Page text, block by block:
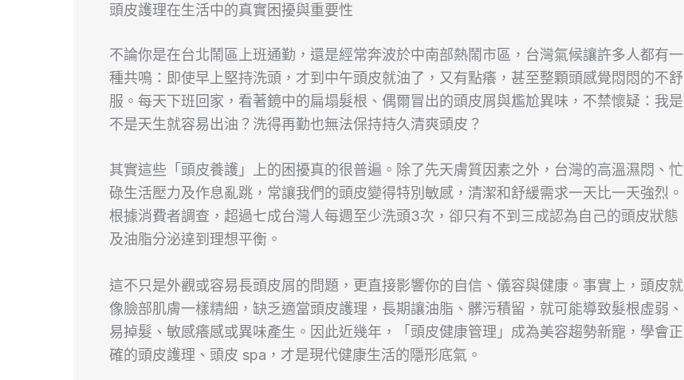
頭皮護理在生活中的真實困擾與重要性
不論你是在台北鬧區上班通勤，還是經常奔波於中南部熱鬧市區，台灣氣候讓許多人都有一
種共鳴：即使早上堅持洗頭，才到中午頭皮就油了，又有點癢，甚至整顆頭感覺悶悶的不舒
服。每天下班回家，看著鏡中的扁塌髮根、偶爾冒出的頭皮屑與尷尬異味，不禁懷疑：我是
不是天生就容易出油？洗得再勤也無法保持持久清爽頭皮？
其實這些「頭皮養護」上的困擾真的很普遍。除了先天膚質因素之外，台灣的高溫濕悶、忙
碌生活壓力及作息亂跳，常讓我們的頭皮變得特別敏感，清潔和舒緩需求一天比一天強烈。
根據消費者調查，超過七成台灣人每週至少洗頭3次，卻只有不到三成認為自己的頭皮狀態
及油脂分泌達到理想平衡。
這不只是外觀或容易長頭皮屑的問題，更直接影響你的自信、儀容與健康。事實上，頭皮就
像臉部肌膚一樣精細，缺乏適當頭皮護理，長期讓油脂、髒污積留，就可能導致髮根虛弱、
易掉髮、敏感癢感或異味產生。因此近幾年，「頭皮健康管理」成為美容趨勢新寵，學會正
確的頭皮護理、頭皮 spa，才是現代健康生活的隱形底氣。